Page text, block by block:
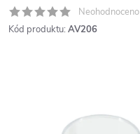
Neohodnoceno
Kód produktu: AV206